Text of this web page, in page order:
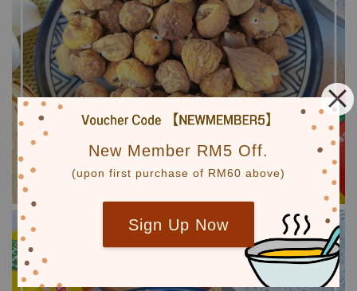
New Member RM5 Off.
(upon first purchase of RM60 above)
Sign Up Now